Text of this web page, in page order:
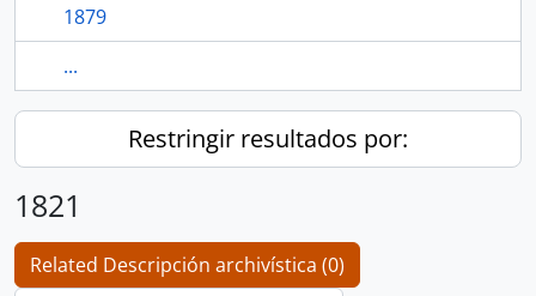
1879
...
Restringir resultados por:
1821
Related Descripción archivística (0)